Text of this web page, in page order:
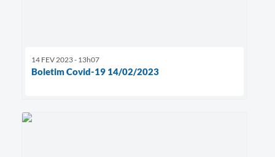
14 FEV 2023 - 13h07
Boletim Covid-19 14/02/2023